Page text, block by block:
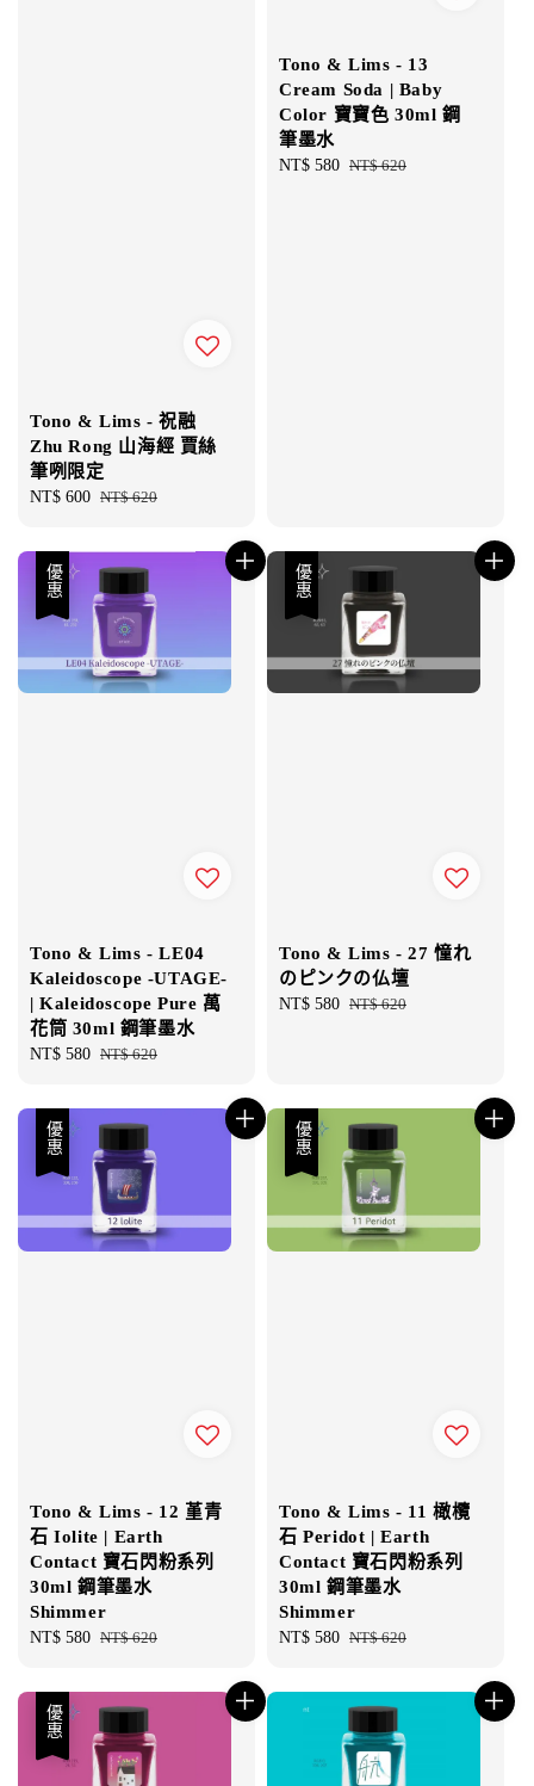
Tono & Lims - 祝融
Zhu Rong 山海經 賈絲
筆咧限定
Sale
NT$ 600 Regular
NT$ 620
Tono & Lims - 13
Cream Soda | Baby
Color 寶寶色 30ml 鋼
筆墨水
Sale
NT$ 580 Regular
NT$ 620
優惠
Tono & Lims - LE04
Kaleidoscope -UTAGE-
| Kaleidoscope Pure 萬
花筒 30ml 鋼筆墨水
Sale
NT$ 580 Regular
NT$ 620
優惠
Tono & Lims - 27 憧れ
のピンクの仏壇
Sale
NT$ 580 Regular
NT$ 620
優惠
Tono & Lims - 12 堇青
石 Iolite | Earth
Contact 寶石閃粉系列
30ml 鋼筆墨水
Shimmer
Sale
NT$ 580 Regular
NT$ 620
優惠
Tono & Lims - 11 橄欖
石 Peridot | Earth
Contact 寶石閃粉系列
30ml 鋼筆墨水
Shimmer
Sale
NT$ 580 Regular
NT$ 620
優惠